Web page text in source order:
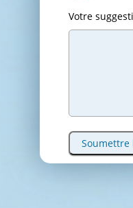
Votre